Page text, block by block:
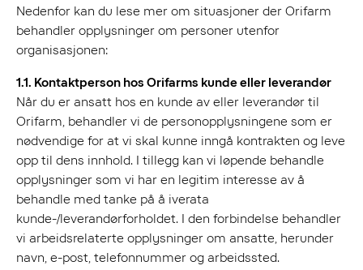
Nedenfor kan du lese mer om situasjoner der Orifarm
behandler opplysninger om personer utenfor
organisasjonen:
1.1. Kontaktperson hos Orifarms kunde eller leverandør
Når du er ansatt hos en kunde av eller leverandør til
Orifarm, behandler vi de personopplysningene som er
nødvendige for at vi skal kunne inngå kontrakten og leve
opp til dens innhold. I tillegg kan vi løpende behandle
opplysninger som vi har en legitim interesse av å
behandle med tanke på å iverata
kunde-/leverandørforholdet. I den forbindelse behandler
vi arbeidsrelaterte opplysninger om ansatte, herunder
navn, e-post, telefonnummer og arbeidssted.